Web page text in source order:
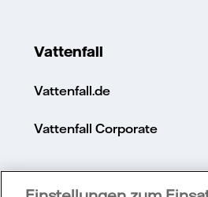
Vattenfall
Vattenfall.de
Vattenfall Corporate